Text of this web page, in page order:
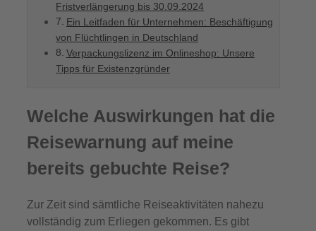
Fristverlängerung bis 30.09.2024
Ein Leitfaden für Unternehmen: Beschäftigung
von Flüchtlingen in Deutschland
Verpackungslizenz im Onlineshop: Unsere
Tipps für Existenzgründer
Welche Auswirkungen hat die
Reisewarnung auf meine
bereits gebuchte Reise?
Zur Zeit sind sämtliche Reiseaktivitäten nahezu
vollständig zum Erliegen gekommen. Es gibt